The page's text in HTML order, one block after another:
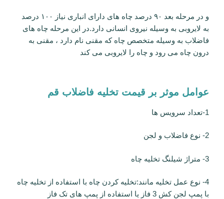
و در مرحله بعد ۹۰ درصد چاه های دارای انباری نیاز ۱۰۰ درصد
به لایروبی به وسیله نیروی انسانی دارد.در این مرحله چاه های
فاضلاب به وسیله متخصص چاه که مقنی نام دارد ، مقنی به
درون چاه می رود و چاه را لایروبی می کند
عوامل موثر بر قیمت تخلیه فاضلاب قم
1-تعداد سرویس ها
2- نوع فاضلاب و لجن
3- متراژ شیلنگ تخلیه چاه
4- نوع عمل تخلیه مانند:تخلیه کردن چاه با استفاده از تخلیه چاه
با پمپ لجن کش 3 فاز یا استفاده از پمپ های تک فاز